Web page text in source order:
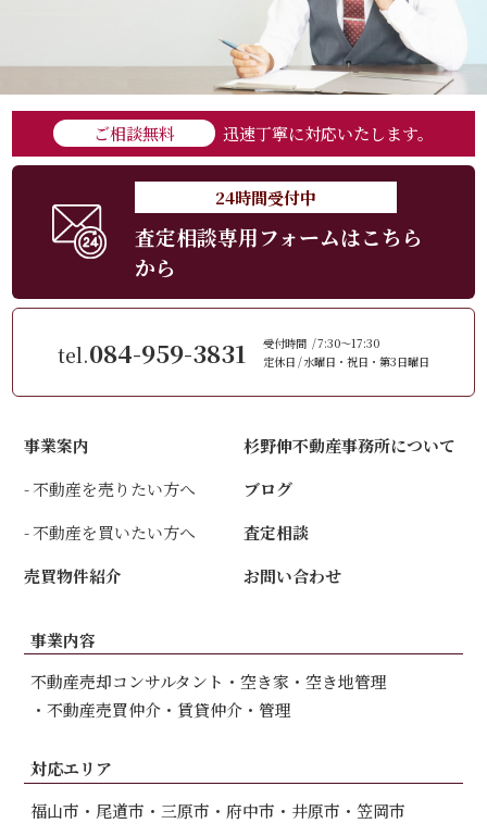
ご相談無料 迅速丁寧に対応いたします。
24時間受付中
査定相談専用フォームはこちら
から
tel.084-959-3831 受付時間
7:30～17:30
定休日 水曜日・祝日・第3日曜日
事業案内
不動産を売りたい方へ
不動産を買いたい方へ
売買物件紹介
杉野伸不動産事務所について
ブログ
査定相談
お問い合わせ
事業内容
不動産売却コンサルタント
空き家・空き地管理
不動産売買仲介
賃貸仲介・管理
対応エリア
福山市
尾道市 三原市 府中市 井原市 笠岡市